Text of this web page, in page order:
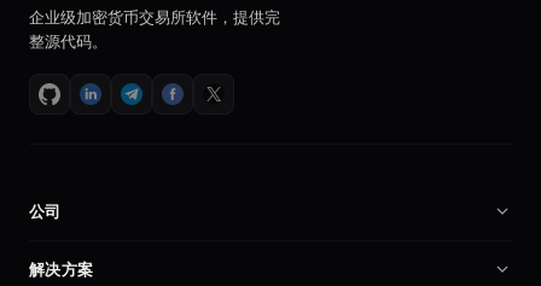
企业级加密货币交易所软件，提供完
整源代码。
公司
关于我们
解决方案